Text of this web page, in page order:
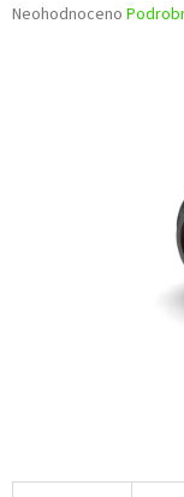
Průměrné
Neohodnoceno